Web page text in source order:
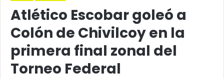
Atlético Escobar goleó a
Colón de Chivilcoy en la
primera final zonal del
Torneo Federal